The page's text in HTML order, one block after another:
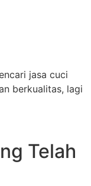
jasa cuci
berkualitas, lagi
Telah